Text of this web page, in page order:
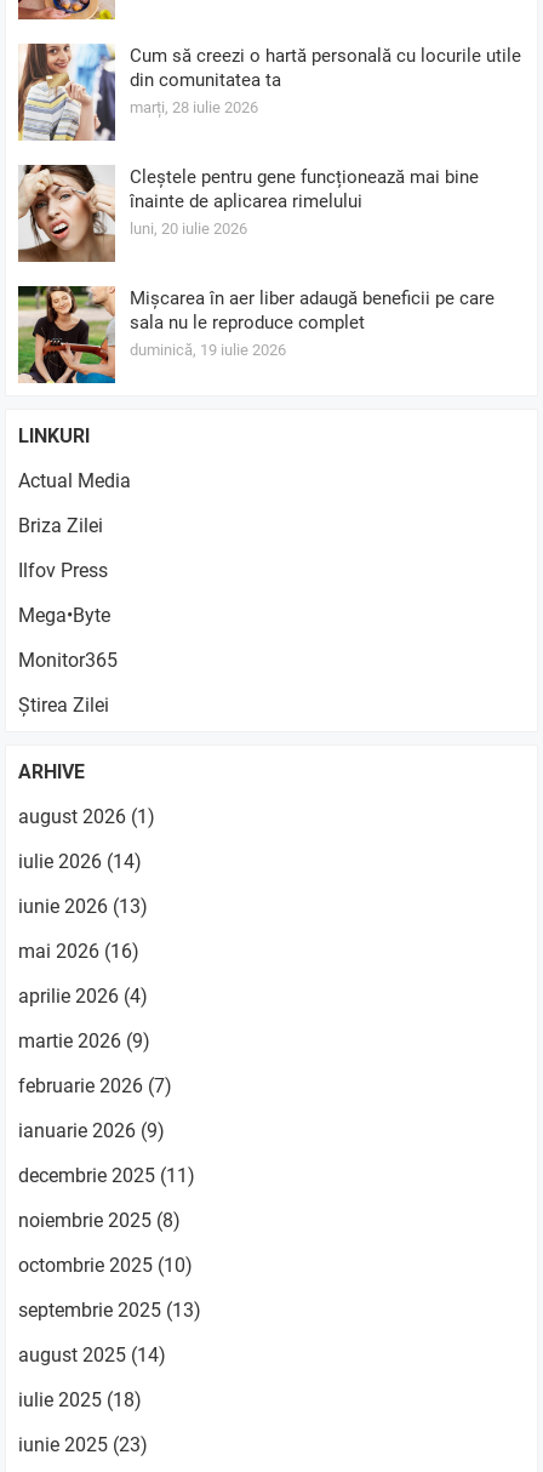
Cum să creezi o hartă personală cu locurile utile
din comunitatea ta
marți, 28 iulie 2026
Cleștele pentru gene funcționează mai bine
înainte de aplicarea rimelului
luni, 20 iulie 2026
Mișcarea în aer liber adaugă beneficii pe care
sala nu le reproduce complet
duminică, 19 iulie 2026
LINKURI
Actual Media
Briza Zilei
Ilfov Press
Mega•Byte
Monitor365
Știrea Zilei
ARHIVE
august 2026 (1)
iulie 2026 (14)
iunie 2026 (13)
mai 2026 (16)
aprilie 2026 (4)
martie 2026 (9)
februarie 2026 (7)
ianuarie 2026 (9)
decembrie 2025 (11)
noiembrie 2025 (8)
octombrie 2025 (10)
septembrie 2025 (13)
august 2025 (14)
iulie 2025 (18)
iunie 2025 (23)